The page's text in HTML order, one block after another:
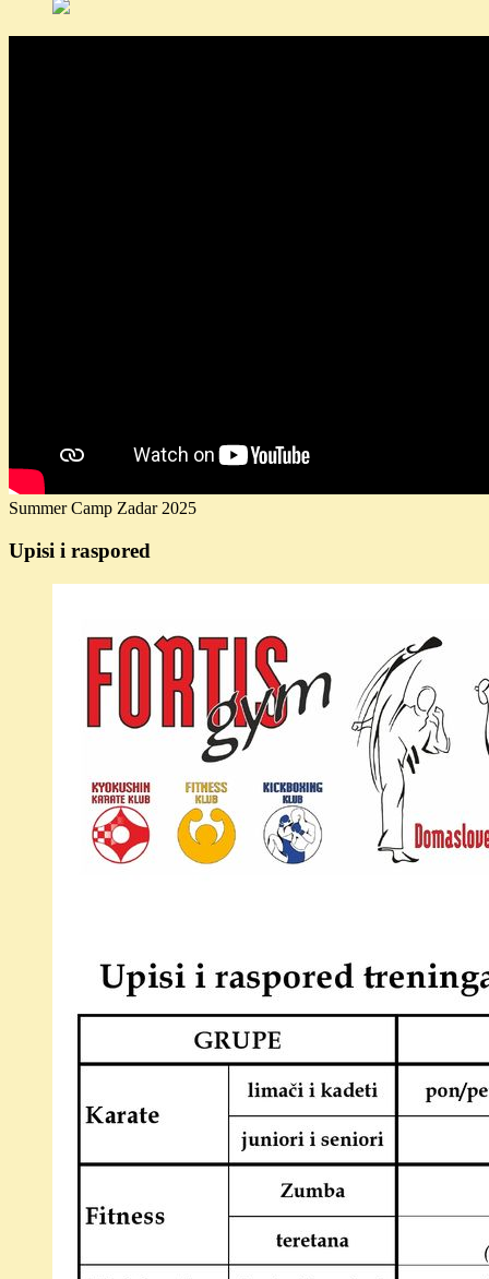
Summer Camp Zadar 2025
Upisi i raspored